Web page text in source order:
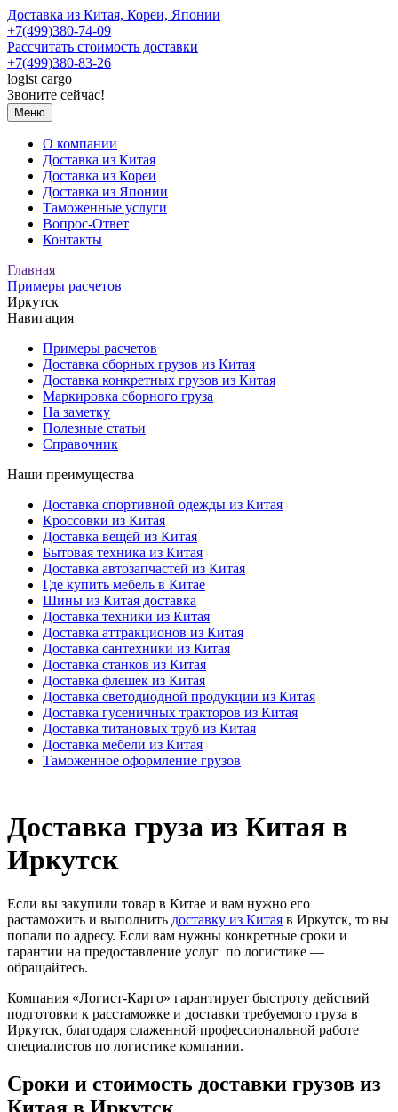
Доставка из Китая, Кореи, Японии
+7(499)380-74-09
Рассчитать стоимость доставки
+7(499)380-83-26
logist cargo
Звоните сейчас!
Меню
О компании
Доставка из Китая
Доставка из Кореи
Доставка из Японии
Таможенные услуги
Вопрос-Ответ
Контакты
Главная
Примеры расчетов
Иркутск
Навигация
Примеры расчетов
Доставка сборных грузов из Китая
Доставка конкретных грузов из Китая
Маркировка сборного груза
На заметку
Полезные статьи
Справочник
Наши преимущества
Доставка спортивной одежды из Китая
Кроссовки из Китая
Доставка вещей из Китая
Бытовая техника из Китая
Доставка автозапчастей из Китая
Где купить мебель в Китае
Шины из Китая доставка
Доставка техники из Китая
Доставка аттракционов из Китая
Доставка сантехники из Китая
Доставка станков из Китая
Доставка флешек из Китая
Доставка светодиодной продукции из Китая
Доставка гусеничных тракторов из Китая
Доставка титановых труб из Китая
Доставка мебели из Китая
Таможенное оформление грузов
Доставка груза из Китая в
Иркутск
Если вы закупили товар в Китае и вам нужно его
растаможить и выполнить доставку из Китая в Иркутск, то вы
попали по адресу. Если вам нужны конкретные сроки и
гарантии на предоставление услуг по логистике —
обращайтесь.
Компания «Логист-Карго» гарантирует быстроту действий
подготовки к расстаможке и доставки требуемого груза в
Иркутск, благодаря слаженной профессиональной работе
специалистов по логистике компании.
Сроки и стоимость доставки грузов из
Китая в Иркутск